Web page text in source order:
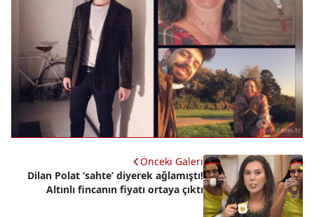
Önceki Galeri
Dilan Polat ‘sahte’ diyerek ağlamıştı!
Altınlı fincanın fiyatı ortaya çıktı